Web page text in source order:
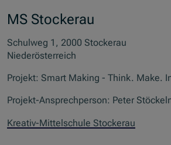
MS Stockerau
Schulweg 1, 2000 Stockerau
Niederösterreich
Projekt: Smart Making - Think. Make.
Projekt-Ansprechperson: Peter
Kreativ-Mittelschule Stockerau